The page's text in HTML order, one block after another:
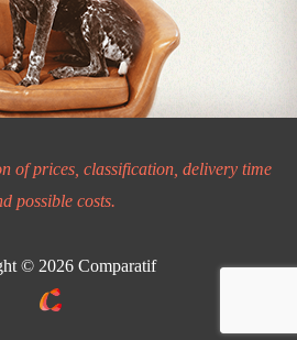
of prices, classification, delivery time
possible costs.
© 2026 Comparatif